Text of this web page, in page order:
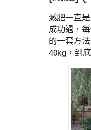
減肥一直
成功過，
的一套方
40kg，到